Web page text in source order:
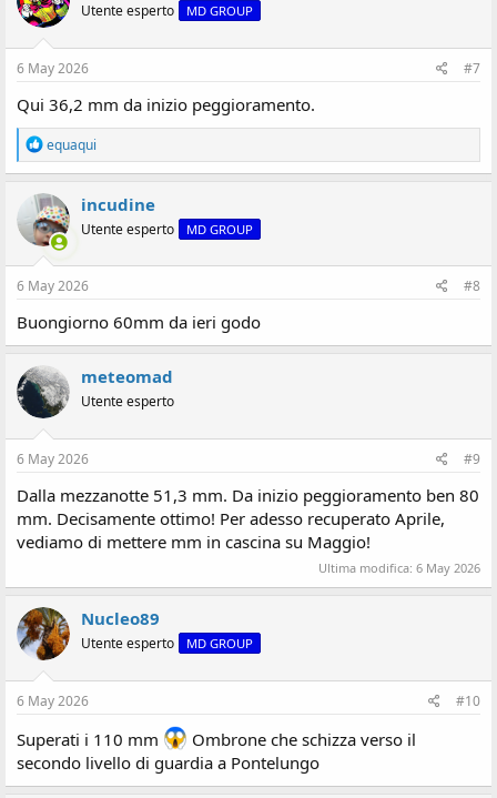
Utente esperto MD GROUP
6 May 2026 #7
Qui 36,2 mm da inizio peggioramento.
R
e
a
z
i
o
n
i
:
equaqui
incudine
Utente esperto MD GROUP
6 May 2026 #8
Buongiorno 60mm da ieri godo
meteomad
Utente esperto
6 May 2026 #9
Dalla mezzanotte 51,3 mm. Da inizio peggioramento ben 80
mm. Decisamente ottimo! Per adesso recuperato Aprile,
vediamo di mettere mm in cascina su Maggio!
Ultima modifica: 6 May 2026
Nucleo89
Utente esperto MD GROUP
6 May 2026 #10
Superati i 110 mm
Ombrone che schizza verso il
secondo livello di guardia a Pontelungo